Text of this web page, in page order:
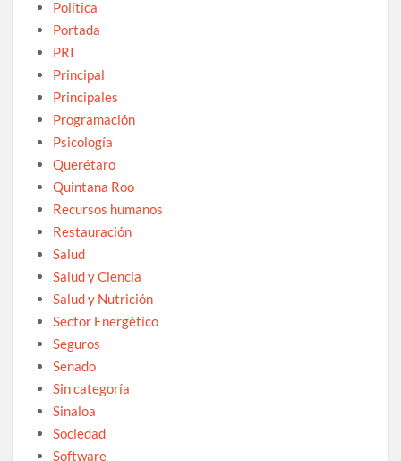
Política
Portada
PRI
Principal
Principales
Programación
Psicología
Querétaro
Quintana Roo
Recursos humanos
Restauración
Salud
Salud y Ciencia
Salud y Nutrición
Sector Energético
Seguros
Senado
Sin categoría
Sinaloa
Sociedad
Software